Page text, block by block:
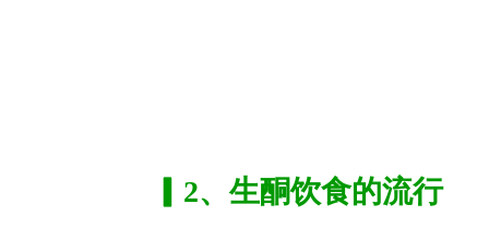
▎2、生酮饮食的流行